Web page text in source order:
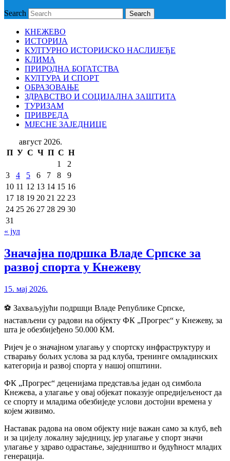
Search Search
КНЕЖЕВО
ИСТОРИЈА
КУЛТУРНО ИСТОРИЈСКО НАСЛИЈЕЂЕ
КЛИМА
ПРИРОДНА БОГАТСТВА
КУЛТУРА И СПОРТ
ОБРАЗОВАЊЕ
ЗДРАВСТВО И СОЦИЈАЛНА ЗАШТИТА
ТУРИЗАМ
ПРИВРЕДА
МЈЕСНЕ ЗАЈЕДНИЦЕ
август 2026.
П У С Ч П С Н
1
2
3
4 5 6 7 8
9
10 11 12 13 14 15 16
17 18 19 20 21 22 23
24 25 26 27 28 29 30
31
« јул
Значајна подршка Владе Српске за
развој спорта у Кнежеву
15. мај 2026.
⚽️ Захваљујући подршци Владе Републике Српске,
настављени су радови на објекту ФК „Прогрес“ у Кнежеву, за
шта је обезбијеђено 50.000 КМ.
Ријеч је о значајном улагању у спортску инфраструктуру и
стварању бољих услова за рад клуба, тренинге омладинских
категорија и развој спорта у нашој општини.
ФК „Прогрес“ деценијама представља један од симбола
Кнежева, а улагање у овај објекат показује опредијељеност да
се спорту и младима обезбиједе услови достојни времена у
којем живимо.
Наставак радова на овом објекту није важан само за клуб, већ
и за цијелу локалну заједницу, јер улагање у спорт значи
улагање у здраво одрастање, заједништво и будућност младих
генерација.